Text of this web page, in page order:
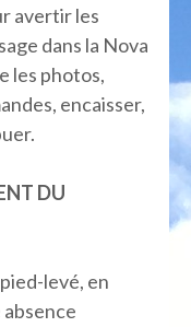
avertir les
dans la Nova
les photos,
encaisser,
DU
levé, en
absence